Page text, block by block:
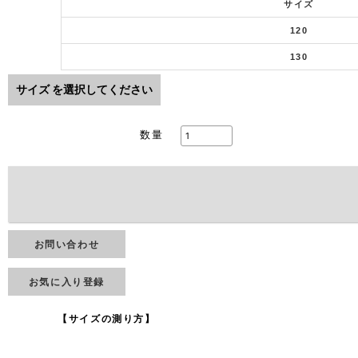
サイズ
120
130
サイズ を選択してください
数量
お問い合わせ
お気に入り登録
【サイズの測り方】